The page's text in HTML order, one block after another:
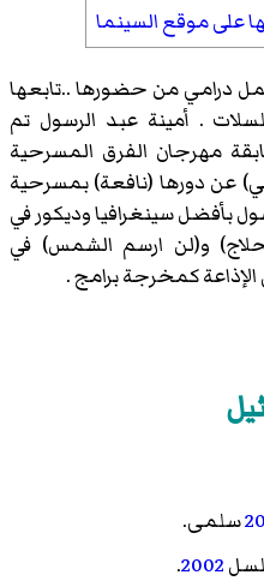
على موقع السينما
درامي من حضورها ..تابعها
. أمينة عبد الرسول تم
مهرجان الفرق المسرحية
عن دورها (نافعة) بمسرحية
بأفضل سينغرافيا وديكور في
و(لن ارسم الشمس) في
سلمى.
2002
.